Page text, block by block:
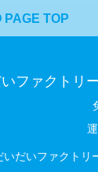
PAGE TOP
ファクトリ
だいファクトリ